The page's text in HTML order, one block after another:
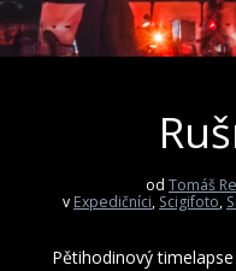
od Tomáš
v Expedičníci, Scigifoto,
Pětihodinový